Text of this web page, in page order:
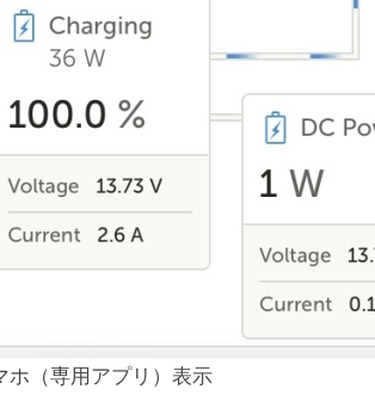
ホ（専用アプリ）表示